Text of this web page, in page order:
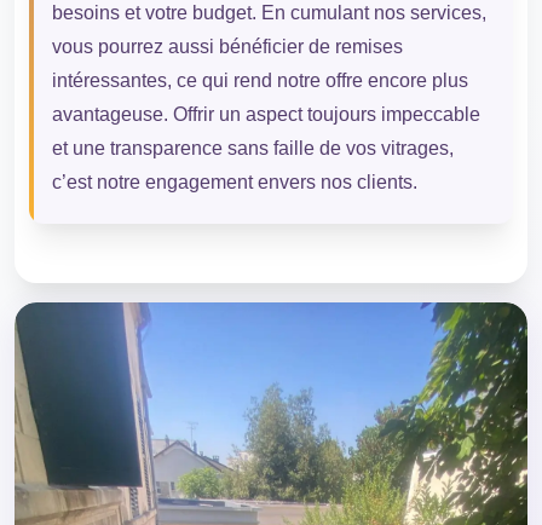
besoins et votre budget. En cumulant nos services,
vous pourrez aussi bénéficier de remises
intéressantes, ce qui rend notre offre encore plus
avantageuse. Offrir un aspect toujours impeccable
et une transparence sans faille de vos vitrages,
c’est notre engagement envers nos clients.